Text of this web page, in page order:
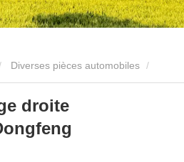
Diverses pièces automobiles
droite